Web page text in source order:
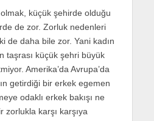
küçük şehirde olduğu
de zor. Zorluk nedenleri
de daha bile zor. Yani kadın
taşrası küçük şehri büyük
Amerika’da Avrupa’da
getirdiği bir erkek egemen
odaklı erkek bakışı ne
karşı karşıya